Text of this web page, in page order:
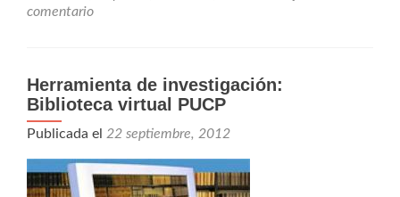
comentario
Herramienta de investigación:
Biblioteca virtual PUCP
Publicada el 22 septiembre, 2012